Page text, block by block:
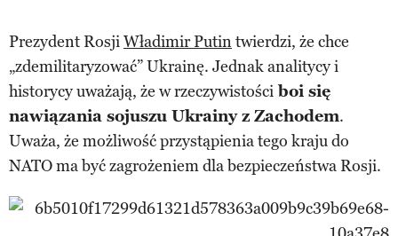
Prezydent RosjiWładimir Putintwierdzi, że chce
„zdemilitaryzować” Ukrainę. Jednak analitycy i
historycy uważają, że w rzeczywistościboi się
nawiązania sojuszu Ukrainy z Zachodem.
Uważa, że możliwość przystąpienia tego kraju do
NATO ma być zagrożeniem dla bezpieczeństwa Rosji.